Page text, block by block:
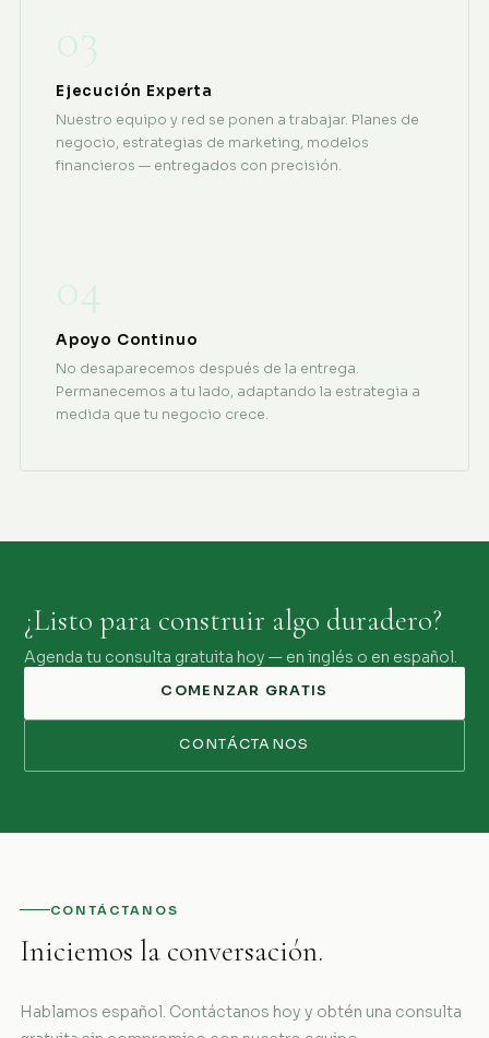
03
Ejecución Experta
Nuestro equipo y red se ponen a trabajar. Planes de
negocio, estrategias de marketing, modelos
financieros — entregados con precisión.
04
Apoyo Continuo
No desaparecemos después de la entrega.
Permanecemos a tu lado, adaptando la estrategia a
medida que tu negocio crece.
¿Listo para construir algo duradero?
Agenda tu consulta gratuita hoy — en inglés o en español.
COMENZAR GRATIS
CONTÁCTANOS
CONTÁCTANOS
Iniciemos la conversación.
Hablamos español. Contáctanos hoy y obtén una consulta